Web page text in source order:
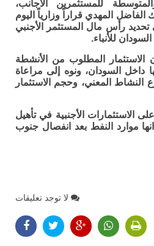
للمستثمرين الأجانب،
الفاضل المهدي قراراً وزارياً اليوم
نص على تحديد رأس مال المستثمر الأجنبي
للأنباء.
الاستثمار المطلوب من الأنشطة
داخل السودان، ونوه إلى مراعاة
النشاط المعني، وحجم الاستثمار
الاستثمارات الأجنبية في تأهيل
موارد النفط بعد انفصال جنوب
لا توجد تعليقات